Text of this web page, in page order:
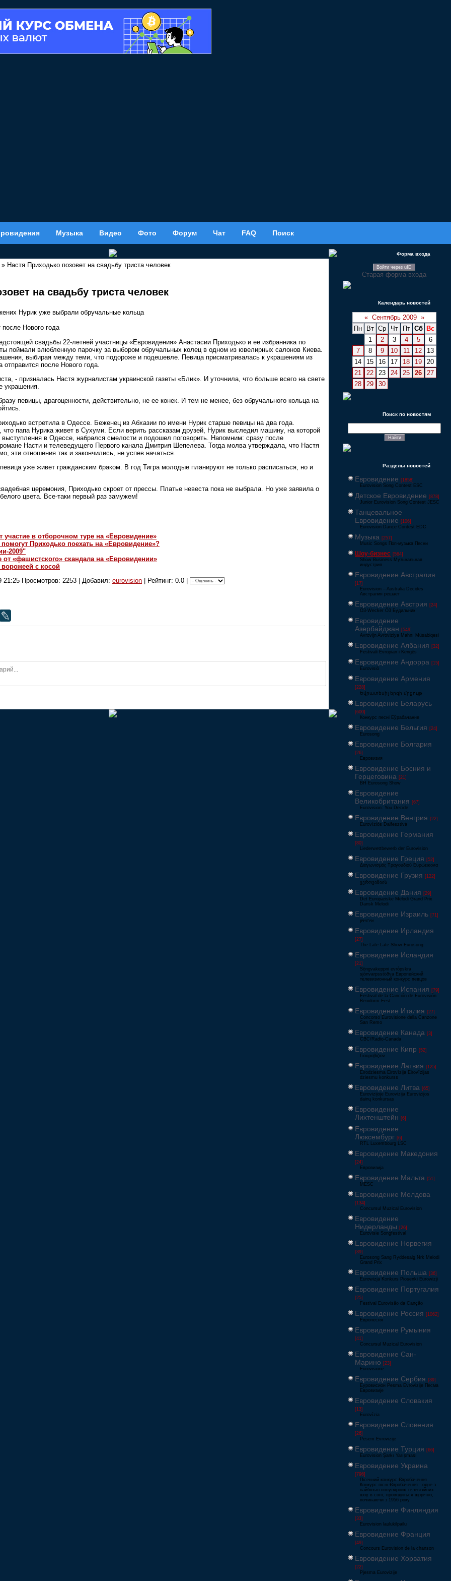
Музыка Видео Фото Форум Чат FAQ Поиск
» Настя Приходько позовет на свадьбу триста человек
на свадьбу триста человек
Нурик уже выбрали обручальные кольца
Нового года
свадьбы 22-летней участницы «Евровидения» Анастасии Приходько и ее избранника по
поймали влюбленную парочку за выбором обручальных колец в одном из ювелирных салонов Киева.
выбирая между теми, что подороже и подешевле. Певица присматривалась к украшениям из
после Нового года.
- призналась Настя журналистам украинской газеты «Блик». И уточнила, что больше всего на свете
украшения.
певицы, драгоценности, действительно, не ее конек. И тем не менее, без обручального кольца на
встретила в Одессе. Беженец из Абхазии по имени Нурик старше певицы на два года.
что папа Нурика живет в Сухуми. Если верить рассказам друзей, Нурик выследил машину, на которой
выступления в Одессе, набрался смелости и подошел поговорить. Напомним: сразу после
Насти и телеведущего Первого канала Дмитрия Шепелева. Тогда молва утверждала, что Настя
эти отношения так и закончились, не успев начаться.
уже живет гражданским браком. В год Тигра молодые планируют не только расписаться, но и
церемония, Приходько скроет от прессы. Платье невеста пока не выбрала. Но уже заявила о
цвета. Все-таки первый раз замужем!
участие в отборочном туре на «Евровидение»
Приходько поехать на «Евровидение»?
2009"
«фашистского» скандала на «Евровидении»
ворожеей с косой
21:25 Просмотров: 2253 | Добавил: eurovision | Рейтинг: 0.0 |
Форма входа
Войти через uID
Старая форма входа
Календарь новостей
« Сентябрь 2009 »
Пн
Вт Ср Чт Пт Сб
Вс
1
2 3 4 5
6
7
8 9 10 11 12
13
14
15 16 17 18 19
20
21
22 23 24 25 26
27
28
29 30
Поиск по новостям
Разделы новостей
Евровидение [1858]
Eurovision Song Contest ESC
Детское Евровидение [878]
Junior Eurovision Song Contest JESC
Танцевальное
Евровидение [106]
Eurovision Dance Contest EDC
Музыка [257]
Music Songs Поп-музыка Песни
Шоу-бизнес [564]
Show Business Музыкальная
индустрия
Евровидение Австралия
[17]
Eurovision – Australia Decides
Австралия решает
Евровидение Австрия [24]
Ö3-Wecker Ö3 Будильник
Евровидение
Азербайджан [549]
Avrovijn Avroviziya Mahnı Müsabiqəsi
Евровидение Албания [32]
Festivali Evropian i Këngës
Евровидение Андорра [15]
Eurovisió
Евровидение Армения
[228]
Եվրատեսիլ երգի մրցույթ
Евровидение Беларусь
[600]
Конкурс песні Еўрабачанне
Евровидение Бельгия [24]
Eurosong
Евровидение Болгария
[26]
Евровизия
Евровидение Босния и
Герцеговина [21]
BH Eurosong Show
Евровидение
Великобритания [67]
Eurovision: You Decide
Евровидение Венгрия [22]
Eurovíziós Dalfesztivá
Евровидение Германия
[80]
Liederwettbewerb der Eurovision
Евровидение Греция [52]
Διαγωνισμός Τραγουδιού Ευρώεικονα
Евровидение Грузия [122]
ევროვიზიის
Евровидение Дания [29]
Det Europæiske Melodi Grand Prix
Dansk Melodi
Евровидение Израиль [71]
‏אירוויזיון
Евровидение Ирландия
[27]
The Late Late Show Eurosong
Евровидение Исландия
[21]
Söngvakeppni evrópskra
sjónvarpsstöðva Европейский
телевизионный конкурс певцов
Евровидение Испания [79]
Festival de la Canción de Eurovisión
Benidorm Fest
Евровидение Италия [27]
Concorso Eurovisione della Canzone
San Remo
Евровидение Канада [3]
CBC/Radio-Canada
Евровидение Кипр [52]
Γιουροβίζιον
Евровидение Латвия [125]
Eirodziesma Eirovīzija Eirovīzijas
dziesmu konkurss
Евровидение Литва [65]
Eurovizijoje Eurovizija Eurovizijos
dainų konkursas
Евровидение
Лихтенштейн [6]
Евровидение
Люксембург [6]
RTL Luxembourg LSC
Евровидение Македония
[24]
Евровизија
Евровидение Мальта [51]
MESC
Евровидение Молдова
[134]
Concursul Muzical Eurovision
Евровидение
Нидерланды [26]
Eurovisie Songfestival
Евровидение Норвегия
[39]
Eurosong Sang Ryddesalg Nrk Melodi
Grand Prix
Евровидение Польша [36]
Eurowizja Konkurs Piosenki Eurowizji
Евровидение Португалия
[25]
Festival Eurovisão da Canção
Евровидение Россия [1062]
Европесня
Евровидение Румыния
[41]
Concursul Muzical Eurovision
Евровидение Сан-
Марино [23]
Eurovisione
Евровидение Сербия [39]
Еуровисион Pesma Evrovizije Песма
Евровизије
Евровидение Словакия
[13]
Eurovízia
Евровидение Словения
[26]
Pesem Evrovizije
Евровидение Турция [66]
Eurovision Şarkı Yarışması
Евровидение Украина
[796]
Пісенний конкурс Євробачення
Конкурс пісні Євробачення - одне з
найбільш популярних телевізійних
шоу в світі, проводиться щорічно,
починаючи з 1956 року
Евровидение Финляндия
[33]
Eurovision laulukilpailu
Евровидение Франция
[49]
Concours Eurovision de la chanson
Евровидение Хорватия
[22]
Pjesma Eurovizije